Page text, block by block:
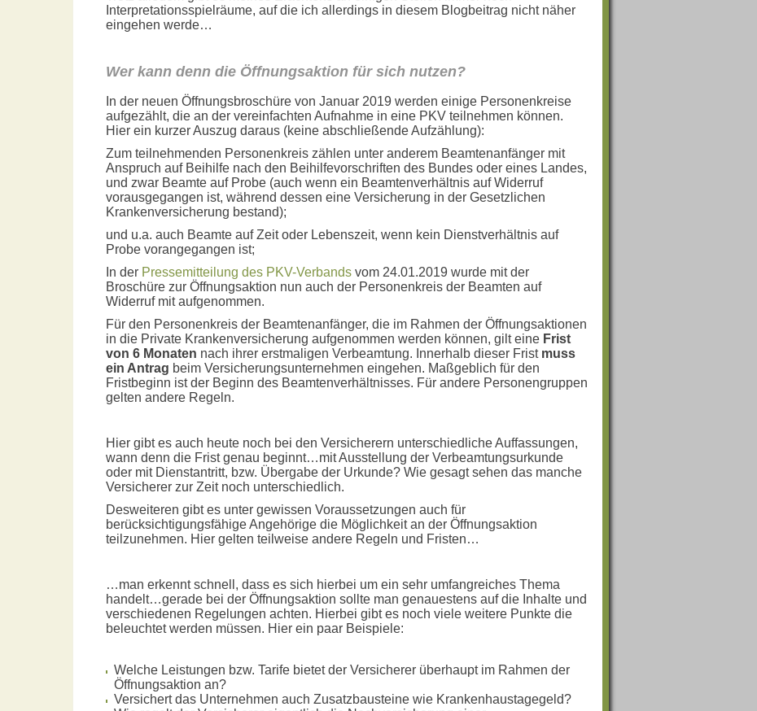
Interpretationsspielräume, auf die ich allerdings in diesem Blogbeitrag nicht näher
eingehen werde…
Wer kann denn die Öffnungsaktion für sich nutzen?
In der neuen Öffnungsbroschüre von Januar 2019 werden einige Personenkreise
aufgezählt, die an der vereinfachten Aufnahme in eine PKV teilnehmen können.
Hier ein kurzer Auszug daraus (keine abschließende Aufzählung):
Zum teilnehmenden Personenkreis zählen unter anderem Beamtenanfänger mit
Anspruch auf Beihilfe nach den Beihilfevorschriften des Bundes oder eines Landes,
und zwar Beamte auf Probe (auch wenn ein Beamtenverhältnis auf Widerruf
vorausgegangen ist, während dessen eine Versicherung in der Gesetzlichen
Krankenversicherung bestand);
und u.a. auch Beamte auf Zeit oder Lebenszeit, wenn kein Dienstverhältnis auf
Probe vorangegangen ist;
In der Pressemitteilung des PKV-Verbands vom 24.01.2019 wurde mit der
Broschüre zur Öffnungsaktion nun auch der Personenkreis der Beamten auf
Widerruf mit aufgenommen.
Für den Personenkreis der Beamtenanfänger, die im Rahmen der Öffnungsaktionen
in die Private Krankenversicherung aufgenommen werden können, gilt eine Frist
von 6 Monaten nach ihrer erstmaligen Verbeamtung. Innerhalb dieser Frist muss
ein Antrag beim Versicherungsunternehmen eingehen. Maßgeblich für den
Fristbeginn ist der Beginn des Beamtenverhältnisses. Für andere Personengruppen
gelten andere Regeln.
Hier gibt es auch heute noch bei den Versicherern unterschiedliche Auffassungen,
wann denn die Frist genau beginnt…mit Ausstellung der Verbeamtungsurkunde
oder mit Dienstantritt, bzw. Übergabe der Urkunde? Wie gesagt sehen das manche
Versicherer zur Zeit noch unterschiedlich.
Desweiteren gibt es unter gewissen Voraussetzungen auch für
berücksichtigungsfähige Angehörige die Möglichkeit an der Öffnungsaktion
teilzunehmen. Hier gelten teilweise andere Regeln und Fristen…
…man erkennt schnell, dass es sich hierbei um ein sehr umfangreiches Thema
handelt…gerade bei der Öffnungsaktion sollte man genauestens auf die Inhalte und
verschiedenen Regelungen achten. Hierbei gibt es noch viele weitere Punkte die
beleuchtet werden müssen. Hier ein paar Beispiele:
Welche Leistungen bzw. Tarife bietet der Versicherer überhaupt im Rahmen der
Öffnungsaktion an?
Versichert das Unternehmen auch Zusatzbausteine wie Krankenhaustagegeld?